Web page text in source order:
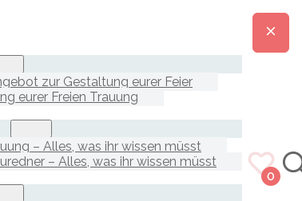
zur Gestaltung eurer Feier
eurer Freien Trauung
– Alles, was ihr wissen müsst
– Alles, was ihr wissen müsst
0